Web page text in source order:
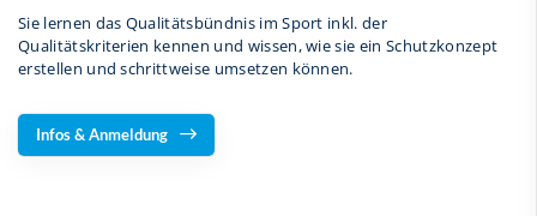
Sie lernen das Qualitätsbündnis im Sport inkl. der
Qualitätskriterien kennen und wissen, wie sie ein Schutzkonzept
erstellen und schrittweise umsetzen können.
Infos & Anmeldung